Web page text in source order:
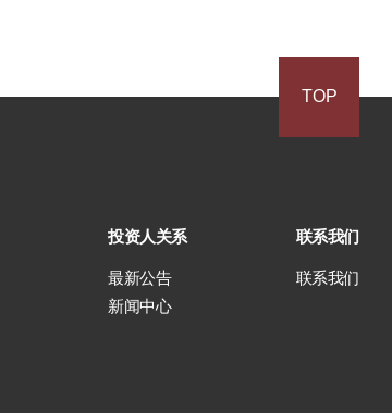
TOP
投资人关系
最新公告
新闻中心
联系我们
联系我们